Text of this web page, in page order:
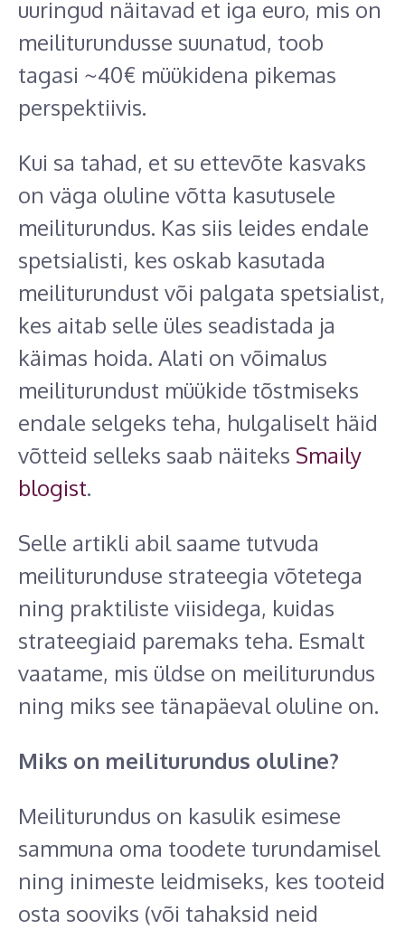
uuringud näitavad et iga euro, mis on
meiliturundusse suunatud, toob
tagasi ~40€ müükidena pikemas
perspektiivis.
Kui sa tahad, et su ettevõte kasvaks
on väga oluline võtta kasutusele
meiliturundus. Kas siis leides endale
spetsialisti, kes oskab kasutada
meiliturundust või palgata spetsialist,
kes aitab selle üles seadistada ja
käimas hoida. Alati on võimalus
meiliturundust müükide tõstmiseks
endale selgeks teha, hulgaliselt häid
võtteid selleks saab näiteks Smaily
blogist.
Selle artikli abil saame tutvuda
meiliturunduse strateegia võtetega
ning praktiliste viisidega, kuidas
strateegiaid paremaks teha. Esmalt
vaatame, mis üldse on meiliturundus
ning miks see tänapäeval oluline on.
Miks on meiliturundus oluline?
Meiliturundus on kasulik esimese
sammuna oma toodete turundamisel
ning inimeste leidmiseks, kes tooteid
osta sooviks (või tahaksid neid